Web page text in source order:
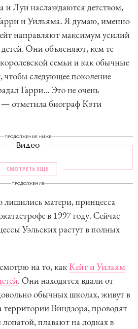
Луи наслаждаются детством,
и Уильяма. Я думаю, именно
направляют максимум усилий
Они объясняют, кем те
семьи и как обычные
чтобы следующее поколение
Гарри... Это не очень
отметила биограф Кэти
ПРОДОЛЖЕНИЕ НИЖЕ
Видео
СМОТРЕТЬ ЕЩЕ
ПРОДОЛЖЕНИЕ
матери, принцесса
в 1997 году. Сейчас
Уэльских растут в полных
на то, какКейт и Уильям
. Они находятся вдали от
обычных школах, живут в
территории Виндзора, проводят
плавают на лодках в